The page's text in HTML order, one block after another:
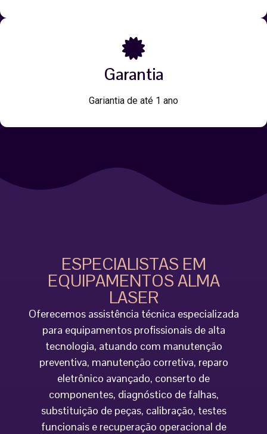
Garantia
Gariantia de até 1 ano
ESPECIALISTAS EM
EQUIPAMENTOS ALMA
LASER
Oferecemos assistência técnica especializada
para equipamentos profissionais de alta
tecnologia, atuando com manutenção
preventiva, manutenção corretiva, reparo
eletrônico avançado, conserto de
componentes, diagnóstico de falhas,
substituição de peças, calibração, testes
funcionais e recuperação operacional de